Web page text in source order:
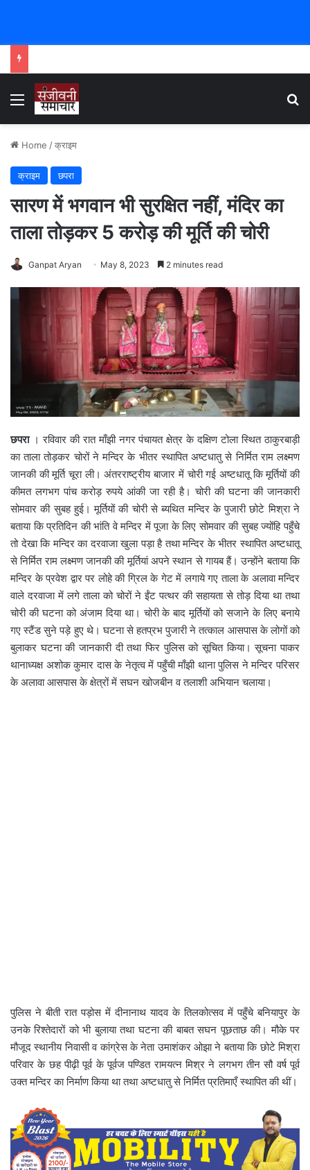
Menu
Home /क्राइम
क्राइम छपरा
सारण में भगवान भी सुरक्षित नहीं, मंदिर का
ताला तोड़कर 5 करोड़ की मूर्ति की चोरी
Ganpat Aryan May 8, 2023 2 minutes read
छपरा। रविवार की रात माँझी नगर पंचायत क्षेत्र के दक्षिण टोला स्थित ठाकुरबाड़ी
का ताला तोड़कर चोरों ने मन्दिर के भीतर स्थापित अष्टधातु से निर्मित राम लक्ष्मण
जानकी की मूर्ति चूरा ली। अंतरराष्ट्रीय बाजार में चोरी गई अष्टधातू कि मूर्तियों की
कीमत लगभग पांच करोड़ रुपये आंकी जा रही है। चोरी की घटना की जानकारी
सोमवार की सुबह हुई। मूर्तियों की चोरी से ब्यथित मन्दिर के पुजारी छोटे मिश्रा ने
बताया कि प्रतिदिन की भांति वे मन्दिर में पूजा के लिए सोमवार की सुबह ज्योंहि पहुँचे
तो देखा कि मन्दिर का दरवाजा खुला पड़ा है तथा मन्दिर के भीतर स्थापित अष्टधातू
से निर्मित राम लक्ष्मण जानकी की मूर्तियां अपने स्थान से गायब हैं। उन्होंने बताया कि
मन्दिर के प्रवेश द्वार पर लोहे की ग्रिल के गेट में लगाये गए ताला के अलावा मन्दिर
वाले दरवाजा में लगे ताला को चोरों ने ईंट पत्थर की सहायता से तोड़ दिया था तथा
चोरी की घटना को अंजाम दिया था। चोरी के बाद मूर्तियों को सजाने के लिए बनाये
गए स्टैंड सुने पड़े हुए थे। घटना से हतप्रभ पुजारी ने तत्काल आसपास के लोगों को
बुलाकर घटना की जानकारी दी तथा फिर पुलिस को सूचित किया। सूचना पाकर
थानाध्यक्ष अशोक कुमार दास के नेतृत्व में पहुँची माँझी थाना पुलिस ने मन्दिर परिसर
के अलावा आसपास के क्षेत्रों में सघन खोजबीन व तलाशी अभियान चलाया।
पुलिस ने बीती रात पड़ोस में दीनानाथ यादव के तिलकोत्सव में पहुँचे बनियापुर के
उनके रिश्तेदारों को भी बुलाया तथा घटना की बाबत सघन पूछताछ की। मौके पर
मौजूद स्थानीय निवासी व कांग्रेस के नेता उमाशंकर ओझा ने बताया कि छोटे मिश्रा
परिवार के छह पीढ़ी पूर्व के पूर्वज पण्डित रामयत्न मिश्र ने लगभग तीन सौ वर्ष पूर्व
उक्त मन्दिर का निर्माण किया था तथा अष्टधातु से निर्मित प्रतिमाएँ स्थापित की थीं।